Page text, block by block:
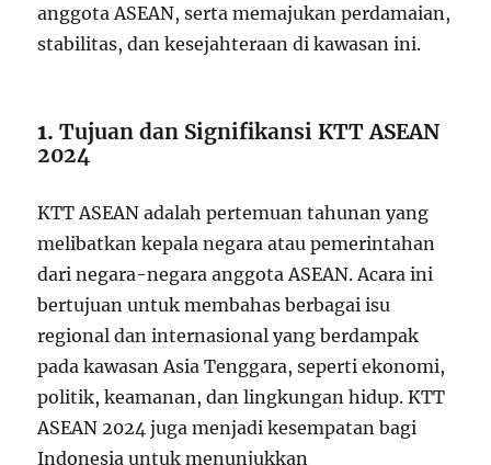
anggota ASEAN, serta memajukan perdamaian,
stabilitas, dan kesejahteraan di kawasan ini.
1.Tujuan dan Signifikansi KTT ASEAN
2024
KTT ASEAN adalah pertemuan tahunan yang
melibatkan kepala negara atau pemerintahan
dari negara-negara anggota ASEAN. Acara ini
bertujuan untuk membahas berbagai isu
regional dan internasional yang berdampak
pada kawasan Asia Tenggara, seperti ekonomi,
politik, keamanan, dan lingkungan hidup. KTT
ASEAN 2024 juga menjadi kesempatan bagi
Indonesia untuk menunjukkan